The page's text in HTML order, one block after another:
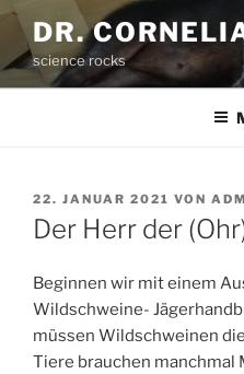
Zum
Inhalt
springen
DR.
science rocks
VERÖFFENTLICHT
AM
22. JANUAR 2021 VON
Der Herr der
Beginnen wir mit einem
Wildschweine-
müssen Wildschweinen
Tiere brauchen manchmal